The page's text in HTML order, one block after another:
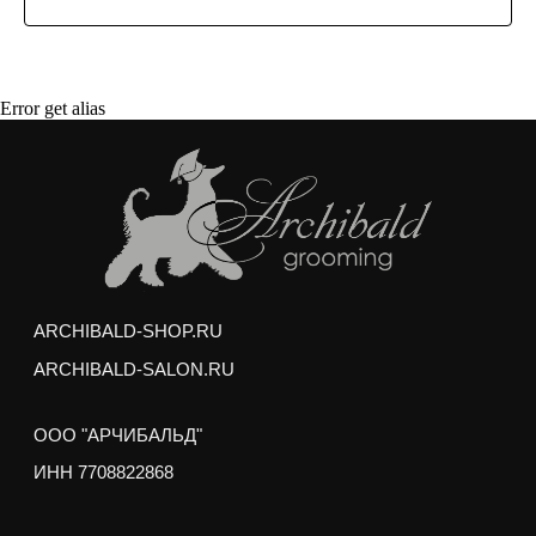
Error get alias
Гигиеническая обработка ушей и глаз
Груминг выполняется опытными стажерами
Академии Груминга Арчибальд, и может занять на
50% больше обычного времени, но
РЕЗУЛЬТАТ НЕ БУДЕТ ОТЛИЧАТЬСЯ
ОТ РАБОТЫ ПРОФ. ГРУМЕРА
Услуги можно получить в любом зоосалоне
Арчибальд по адресам:
ул. Усиевича 17
м. пр. Вернадского,пр. Вернадского 27/1
Отзывы наших клиентов-